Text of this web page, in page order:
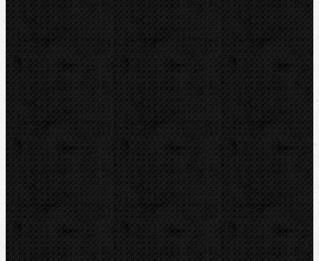
Montážní výbava
Svěráky a pracovní stoly
Pájení a hořáky
Svářečky plastů
Nůžky